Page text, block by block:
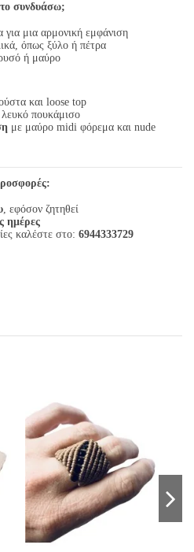
συνδυάσω;
για μια αρμονική εμφάνιση
όπως ξύλο ή πέτρα
ή μαύρο
και loose top
λευκό πουκάμισο
με μαύρο midi φόρεμα και nude
, εφόσον ζητηθεί
ημέρες
καλέστε στο: 6944333729